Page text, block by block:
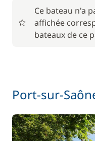
Parking Voitures
Wifi
Ce bateau n'a
affichée
bateaux de ce
Port-sur-